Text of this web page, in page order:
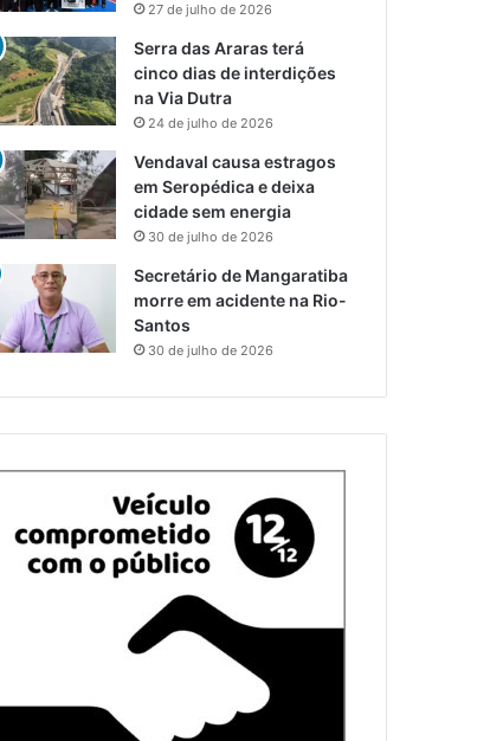
27 de julho de 2026
Serra das Araras terá
cinco dias de interdições
na Via Dutra
24 de julho de 2026
Vendaval causa estragos
em Seropédica e deixa
cidade sem energia
30 de julho de 2026
Secretário de Mangaratiba
morre em acidente na Rio-
Santos
30 de julho de 2026